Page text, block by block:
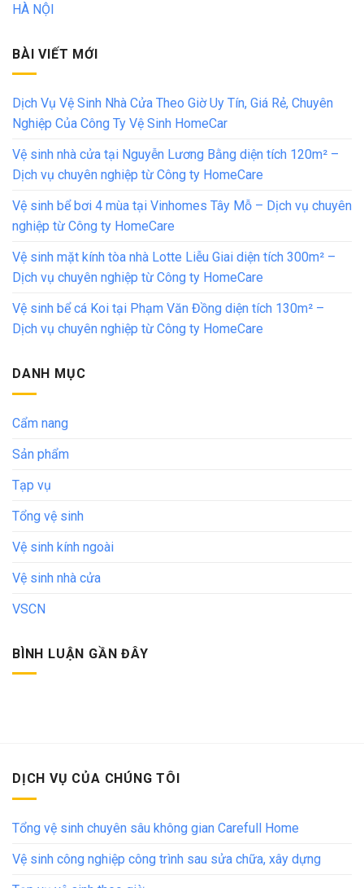
HÀ NỘI
BÀI VIẾT MỚI
Dịch Vụ Vệ Sinh Nhà Cửa Theo Giờ Uy Tín, Giá Rẻ, Chuyên
Nghiệp Của Công Ty Vệ Sinh HomeCar
Vệ sinh nhà cửa tại Nguyễn Lương Bằng diện tích 120m² –
Dịch vụ chuyên nghiệp từ Công ty HomeCare
Vệ sinh bể bơi 4 mùa tại Vinhomes Tây Mỗ – Dịch vụ chuyên
nghiệp từ Công ty HomeCare
Vệ sinh mặt kính tòa nhà Lotte Liễu Giai diện tích 300m² –
Dịch vụ chuyên nghiệp từ Công ty HomeCare
Vệ sinh bể cá Koi tại Phạm Văn Đồng diện tích 130m² –
Dịch vụ chuyên nghiệp từ Công ty HomeCare
DANH MỤC
Cẩm nang
Sản phẩm
Tạp vụ
Tổng vệ sinh
Vệ sinh kính ngoài
Vệ sinh nhà cửa
VSCN
BÌNH LUẬN GẦN ĐÂY
DỊCH VỤ CỦA CHÚNG TÔI
Tổng vệ sinh chuyên sâu không gian Carefull Home
Vệ sinh công nghiệp công trình sau sửa chữa, xây dựng